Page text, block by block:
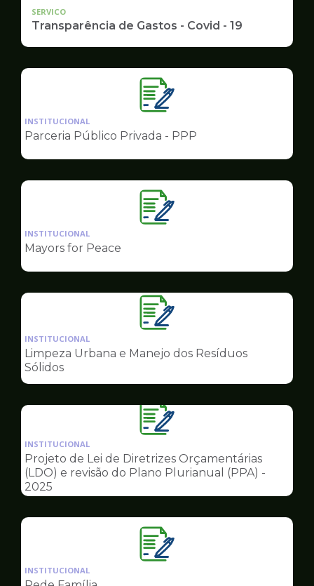
SERVICO
Transparência de Gastos - Covid - 19
Ilustração
da
pagina
Governo
INSTITUCIONAL
Parceria Público Privada - PPP
Ilustração
da
Governo
INSTITUCIONAL
Mayors for Peace
Ilustração
da
pagina
Governo
INSTITUCIONAL
Limpeza Urbana e Manejo dos Resíduos
Sólidos
Ilustração
da
pagina
de
INSTITUCIONAL
Projeto de Lei de Diretrizes Orçamentárias
(LDO) e revisão do Plano Plurianual (PPA) -
2025
Ilustração
da
INSTITUCIONAL